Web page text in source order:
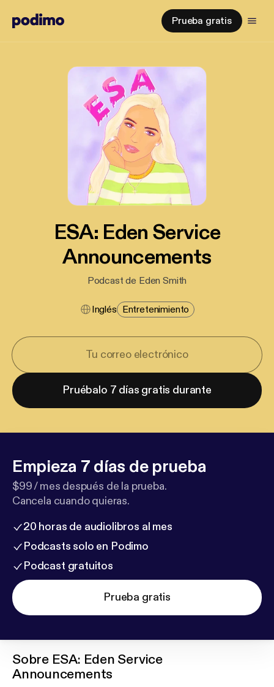
Prueba gratis
ESA: Eden Service
Announcements
Podcast de Eden Smith
Inglés Entretenimiento
Pruébalo 7 días gratis durante
Empieza 7 días de prueba
$99 / mes después de la prueba.
Cancela cuando quieras.
20 horas de audiolibros al mes
Podcasts solo en Podimo
Podcast gratuitos
Prueba gratis
Sobre ESA: Eden Service
Announcements